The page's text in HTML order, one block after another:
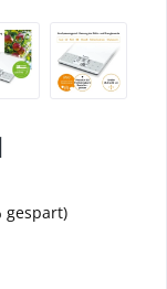
gespart)